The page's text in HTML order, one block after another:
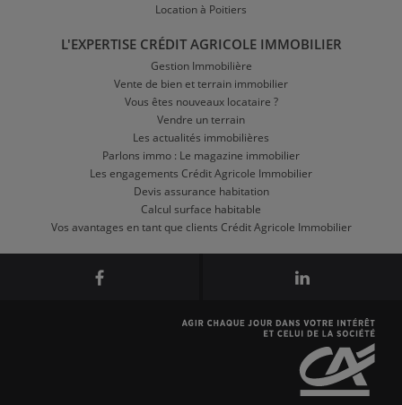
Location à Poitiers
L'EXPERTISE CRÉDIT AGRICOLE IMMOBILIER
Gestion Immobilière
Vente de bien et terrain immobilier
Vous êtes nouveaux locataire ?
Vendre un terrain
Les actualités immobilières
Parlons immo : Le magazine immobilier
Les engagements Crédit Agricole Immobilier
Devis assurance habitation
Calcul surface habitable
Vos avantages en tant que clients Crédit Agricole Immobilier